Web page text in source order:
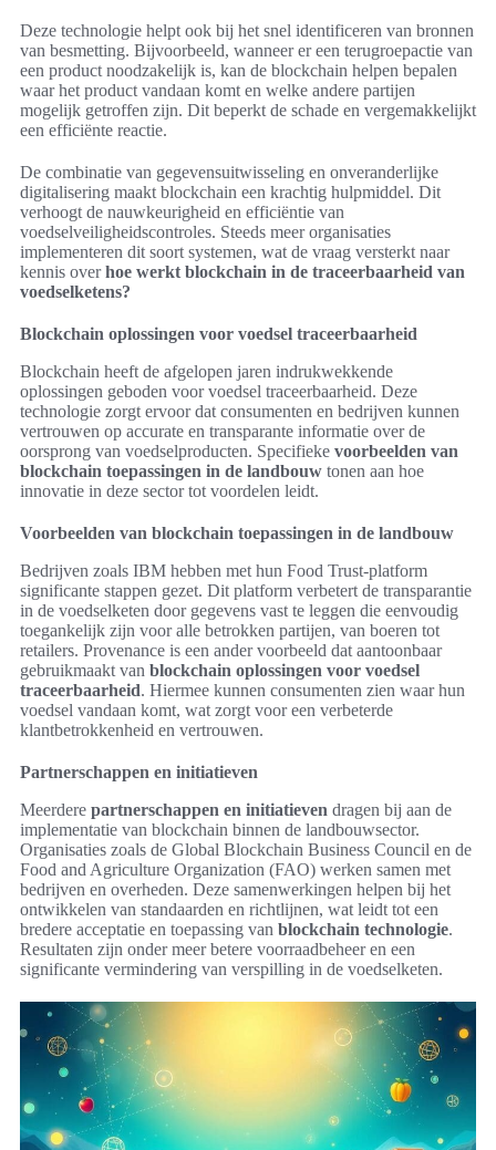
Deze technologie helpt ook bij het snel identificeren van bronnen
van besmetting. Bijvoorbeeld, wanneer er een terugroepactie van
een product noodzakelijk is, kan de blockchain helpen bepalen
waar het product vandaan komt en welke andere partijen
mogelijk getroffen zijn. Dit beperkt de schade en vergemakkelijkt
een efficiënte reactie.
De combinatie van gegevensuitwisseling en onveranderlijke
digitalisering maakt blockchain een krachtig hulpmiddel. Dit
verhoogt de nauwkeurigheid en efficiëntie van
voedselveiligheidscontroles. Steeds meer organisaties
implementeren dit soort systemen, wat de vraag versterkt naar
kennis overhoe werkt blockchain in de traceerbaarheid van
voedselketens?
Blockchain oplossingen voor voedsel traceerbaarheid
Blockchain heeft de afgelopen jaren indrukwekkende
oplossingen geboden voor voedsel traceerbaarheid. Deze
technologie zorgt ervoor dat consumenten en bedrijven kunnen
vertrouwen op accurate en transparante informatie over de
oorsprong van voedselproducten. Specifieke voorbeelden van
blockchain toepassingen in de landbouw tonen aan hoe
innovatie in deze sector tot voordelen leidt.
Voorbeelden van blockchain toepassingen in de landbouw
Bedrijven zoals IBM hebben met hun Food Trust-platform
significante stappen gezet. Dit platform verbetert de transparantie
in de voedselketen door gegevens vast te leggen die eenvoudig
toegankelijk zijn voor alle betrokken partijen, van boeren tot
retailers. Provenance is een ander voorbeeld dat aantoonbaar
gebruikmaakt van blockchain oplossingen voor voedsel
traceerbaarheid. Hiermee kunnen consumenten zien waar hun
voedsel vandaan komt, wat zorgt voor een verbeterde
klantbetrokkenheid en vertrouwen.
Partnerschappen en initiatieven
Meerdere partnerschappen en initiatieven dragen bij aan de
implementatie van blockchain binnen de landbouwsector.
Organisaties zoals de Global Blockchain Business Council en de
Food and Agriculture Organization (FAO) werken samen met
bedrijven en overheden. Deze samenwerkingen helpen bij het
ontwikkelen van standaarden en richtlijnen, wat leidt tot een
bredere acceptatie en toepassing van blockchain technologie.
Resultaten zijn onder meer betere voorraadbeheer en een
significante vermindering van verspilling in de voedselketen.